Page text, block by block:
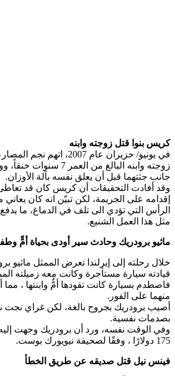
كريس بنوا ​ قتل زوجته وابنه
في يونيو/ حزيران عام 2007،
زوجته وابنه البالغ من العمر
جانب جثتهما قبل أن يعلق نفسه بآلة الأوزان.
وقد أفادت التحقيقات أن كريس كان قد
إقدامه على الجريمة، لكن تبيّن انه كان
الرأس التي تؤدي الى تلف في الدماغ، ما
مثل هذا العمل الشنيع.
ماثيو برودريك وحادث سير أودى بحياة أمٍّ
خلال رحلته إلى إيرلندا تعرض الممثل ماثيو
قيادته سيارة مستأجرة وكانت معه زميلته
فاصطدم بسيارة كانت تقودها أمٌّ وابنتها ،
منهما على الفور.
أصيب برودريك بجروح بالغة، لكن غراي نجت
بصدمات نفسية.
وفي الوقت نفسه، ورد أن برودريك وجهت إليه
175 دولارًا ، وفقًا لصحيفة نيويورك بوست.
فينس نيل ​ قتل صديقه عن طريق الخطأ